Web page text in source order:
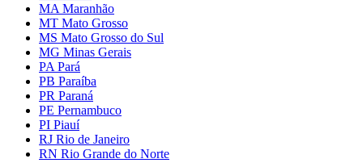
MA Maranhão
MT Mato Grosso
MS Mato Grosso do Sul
MG Minas Gerais
PA Pará
PB Paraíba
PR Paraná
PE Pernambuco
PI Piauí
RJ Rio de Janeiro
RN Rio Grande do Norte